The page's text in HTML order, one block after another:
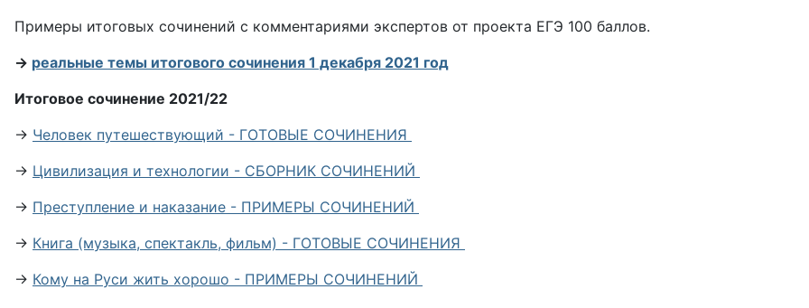
Примеры итоговых сочинений с комментариями экспертов от проекта ЕГЭ 100 баллов.
→ реальные темы итогового сочинения 1 декабря 2021 год
Итоговое сочинение 2021/22
→ Человек путешествующий - ГОТОВЫЕ СОЧИНЕНИЯ
→ Цивилизация и технологии - СБОРНИК СОЧИНЕНИЙ
→ Преступление и наказание - ПРИМЕРЫ СОЧИНЕНИЙ
→ Книга (музыка, спектакль, фильм) - ГОТОВЫЕ СОЧИНЕНИЯ
→ Кому на Руси жить хорошо - ПРИМЕРЫ СОЧИНЕНИЙ